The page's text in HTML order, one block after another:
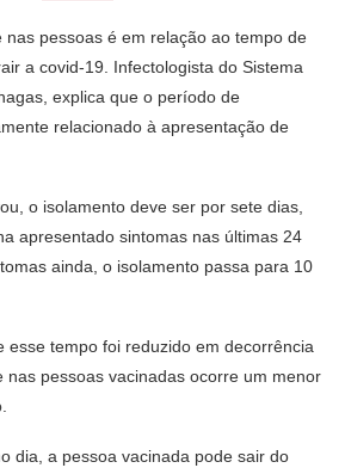
nas pessoas é em relação ao tempo de
a covid-19. Infectologista do Sistema
explica que o período de
relacionado à apresentação de
o isolamento deve ser por sete dias,
apresentado sintomas nas últimas 24
ainda, o isolamento passa para 10
esse tempo foi reduzido em decorrência
nas pessoas vacinadas ocorre um menor
dia, a pessoa vacinada pode sair do